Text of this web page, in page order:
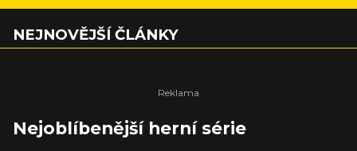
NEJNOVĚJŠÍ ČLÁNKY
Nejoblíbenější herní série